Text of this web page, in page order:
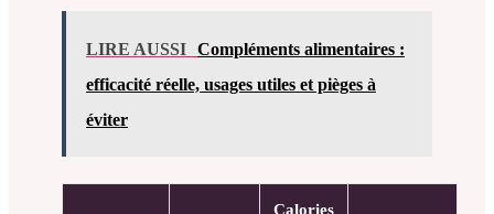
LIRE AUSSI Compléments alimentaires :
efficacité réelle, usages utiles et pièges à
éviter
Calories